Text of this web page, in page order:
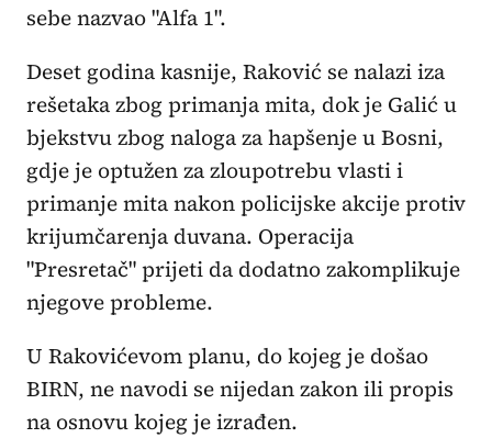
sebe nazvao "Alfa 1".
Deset godina kasnije, Raković se nalazi iza
rešetaka zbog primanja mita, dok je Galić u
bjekstvu zbog naloga za hapšenje u Bosni,
gdje je optužen za zloupotrebu vlasti i
primanje mita nakon policijske akcije protiv
krijumčarenja duvana. Operacija
"Presretač" prijeti da dodatno zakomplikuje
njegove probleme.
U Rakovićevom planu, do kojeg je došao
BIRN, ne navodi se nijedan zakon ili propis
na osnovu kojeg je izrađen.